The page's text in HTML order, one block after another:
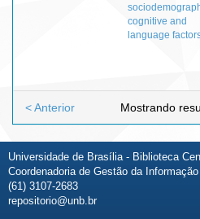
cognitive and
language
Mostrando
< Anterior
Universidade de Brasília - Biblioteca
Coordenadoria de Gestão da
(61) 3107-2683
repositorio@unb.br